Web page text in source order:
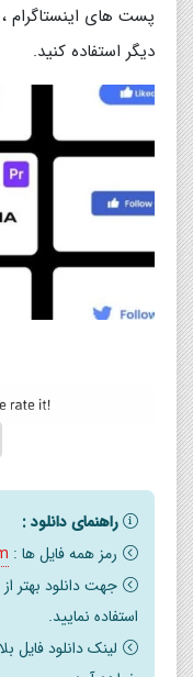
پست های
دیگر استفاده کنید.
کیفیت : (۱۹۲۰ در ۱۰۸۰) FULL HD
سازگار با Premiere Pro CC 2021 و بالاتر
هیچ افزونه ای
یک مکان برای
شامل آموزش
راهنمای دانلود :
رمز همه فایل ها :
جهت دانلود بهتر از
استفاده نمایید.
لینک دانلود فایل